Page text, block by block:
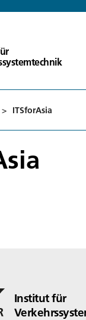
> ITSforAsia
Institut für